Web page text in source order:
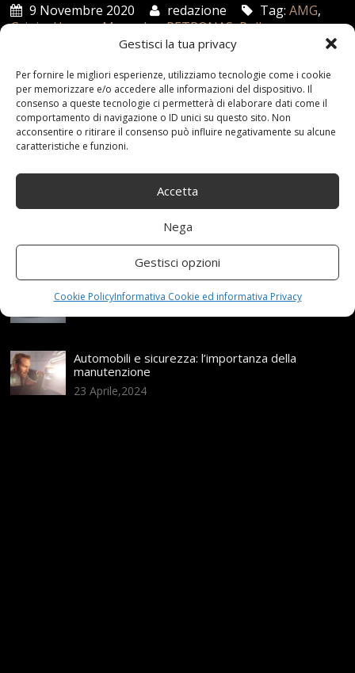
Gestisci la tua privacy
Per fornire le migliori esperienze, utilizziamo tecnologie come i cookie
per memorizzare e/o accedere alle informazioni del dispositivo. Il
consenso a queste tecnologie ci permetterà di elaborare dati come il
comportamento di navigazione o ID unici su questo sito. Non
acconsentire o ritirare il consenso può influire negativamente su alcune
caratteristiche e funzioni.
Accetta
Nega
Gestisci opzioni
Cookie PolicyInformativa Cookie ed informativa Privacy
9 Novembre 2020 redazione Tag:AMG,
Grigio,Herren,Mercedes,PETRONAS,Pullover,
uomo Categories: Shop
Articoli recenti
Assicurazione auto e sostituzione lunotto: le cose
Range Rover: un’icona tra i luxury SUV
25 Novembre,2024
Nuova MG ZS Hybrid+: i SUV si fanno ibridi
24 Novembre,2024
Automobili e sicurezza: l’importanza della
manutenzione
23 Aprile,2024